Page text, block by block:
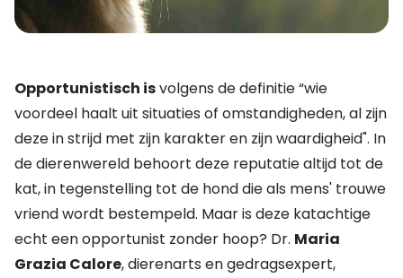
Opportunistisch isvolgens de definitie “wie
voordeel haalt uit situaties of omstandigheden, al zijn
deze in strijd met zijn karakter en zijn waardigheid". In
de dierenwereld behoort deze reputatie altijd tot de
kat, in tegenstelling tot de hond die als mens' trouwe
vriend wordt bestempeld. Maar is deze katachtige
echt een opportunist zonder hoop? Dr. Maria
Grazia Calore, dierenarts en gedragsexpert,